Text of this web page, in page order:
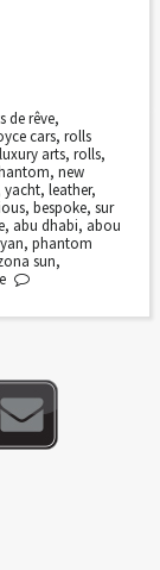
de rêve,
cars,rolls
luxury arts, rolls,
, new
yacht, leather,
, bespoke, sur
, abu dhabi, abou
, phantom
sun,